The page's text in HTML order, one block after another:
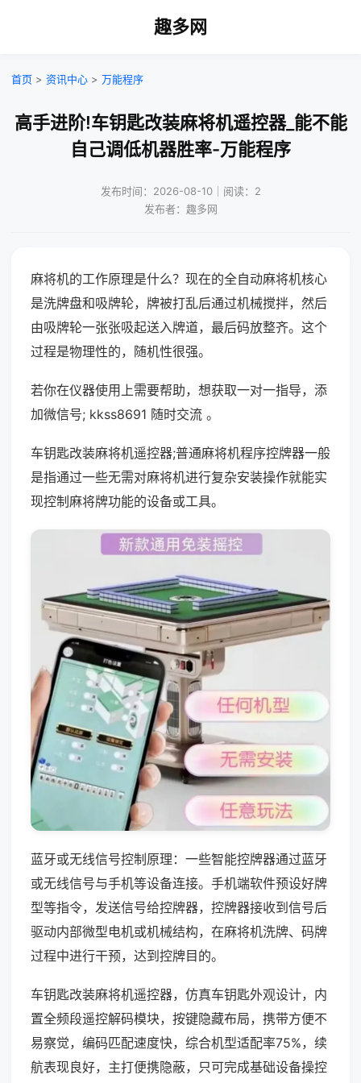
趣多网
首页 > 资讯中心 > 万能程序
高手进阶!车钥匙改装麻将机遥控器_能不能
自己调低机器胜率-万能程序
发布时间：2026-08-10｜阅读：2
发布者：趣多网
麻将机的工作原理是什么？现在的全自动麻将机核心
是洗牌盘和吸牌轮，牌被打乱后通过机械搅拌，然后
由吸牌轮一张张吸起送入牌道，最后码放整齐。这个
过程是物理性的，随机性很强。
若你在仪器使用上需要帮助，想获取一对一指导，添
加微信号; kkss8691 随时交流 。
车钥匙改装麻将机遥控器;普通麻将机程序控牌器一般
是指通过一些无需对麻将机进行复杂安装操作就能实
现控制麻将牌功能的设备或工具。
蓝牙或无线信号控制原理：一些智能控牌器通过蓝牙
或无线信号与手机等设备连接。手机端软件预设好牌
型等指令，发送信号给控牌器，控牌器接收到信号后
驱动内部微型电机或机械结构，在麻将机洗牌、码牌
过程中进行干预，达到控牌目的。
车钥匙改装麻将机遥控器，仿真车钥匙外观设计，内
置全频段遥控解码模块，按键隐藏布局，携带方便不
易察觉，编码匹配速度快，综合机型适配率75%，续
航表现良好，主打便携隐蔽，只可完成基础设备操控